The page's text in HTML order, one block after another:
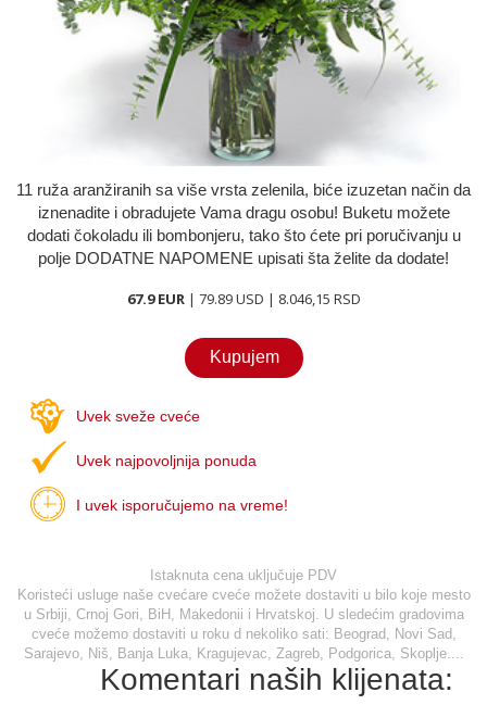
O nama
Kontakt
11 ruža aranžiranih sa više vrsta zelenila, biće izuzetan način da
iznenadite i obradujete Vama dragu osobu! Buketu možete
dodati čokoladu ili bombonjeru, tako što ćete pri poručivanju u
polje DODATNE NAPOMENE upisati šta želite da dodate!
67.9 EUR| 79.89 USD | 8.046,15 RSD
Kupujem
Uvek sveže cveće
Uvek najpovoljnija ponuda
I uvek isporučujemo na vreme!
Istaknuta cena uključuje PDV
Koristeći usluge naše cvećare cveće možete dostaviti u bilo koje mesto
u Srbiji, Crnoj Gori, BiH, Makedonii i Hrvatskoj. U sledećim gradovima
cveće možemo dostaviti u roku d nekoliko sati: Beograd, Novi Sad,
Sarajevo, Niš, Banja Luka, Kragujevac, Zagreb, Podgorica, Skoplje....
Komentari naših klijenata: